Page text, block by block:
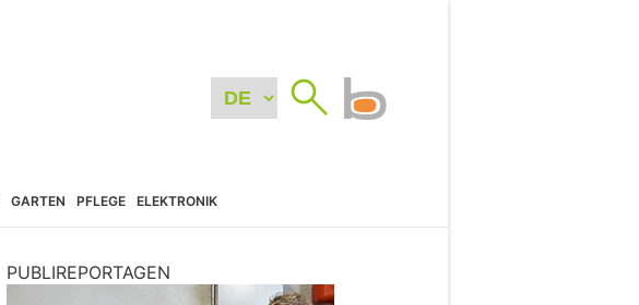
GARTEN PFLEGE ELEKTRONIK
PUBLIREPORTAGEN